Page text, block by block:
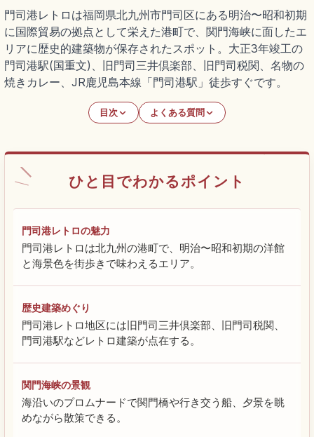
門司港レトロは福岡県北九州市門司区にある明治〜昭和初期
に国際貿易の拠点として栄えた港町で、関門海峡に面したエ
リアに歴史的建築物が保存されたスポット。大正3年竣工の
門司港駅(国重文)、旧門司三井倶楽部、旧門司税関、名物の
焼きカレー、JR鹿児島本線「門司港駅」徒歩すぐです。
目次 よくある質問
ひと目でわかるポイント
門司港レトロの魅力
門司港レトロは北九州の港町で、明治〜昭和初期の洋館
と海景色を街歩きで味わえるエリア。
歴史建築めぐり
門司港レトロ地区には旧門司三井倶楽部、旧門司税関、
門司港駅などレトロ建築が点在する。
関門海峡の景観
海沿いのプロムナードで関門橋や行き交う船、夕景を眺
めながら散策できる。